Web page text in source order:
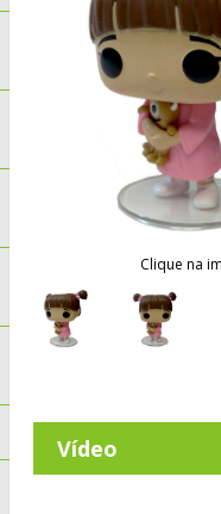
Clique na
Vídeo